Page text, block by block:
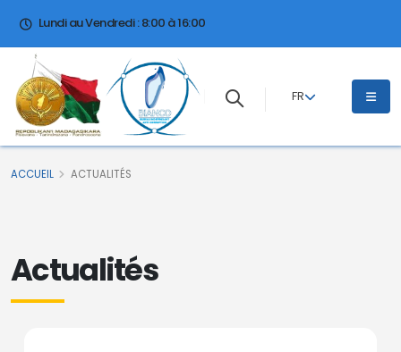
Lundi au Vendredi : 8:00 à 16:00
FR
ACCUEIL ACTUALITÉS
Actualités